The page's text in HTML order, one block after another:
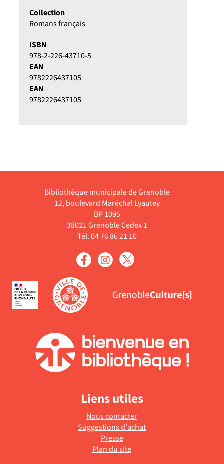
Collection
Romans français
ISBN
978-2-226-43710-5
EAN
9782226437105
EAN
9782226437105
Bibliothèque municipale de Grenoble
12, boulevard Maréchal Lyautey
BP 1095
38021 Grenoble Cedex 1
Tél. 04 76 86 21 10
Liens utiles
Nous contacter
Suggestions d'achat
Presse
Plan du site